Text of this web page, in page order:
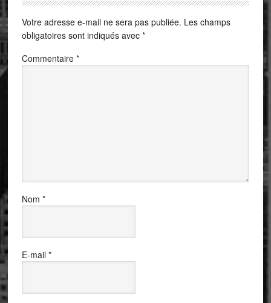
Votre adresse e-mail ne sera pas publiée. Les champs
obligatoires sont indiqués avec *
Commentaire *
Nom *
E-mail *